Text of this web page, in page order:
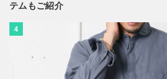
テムもご紹介
4